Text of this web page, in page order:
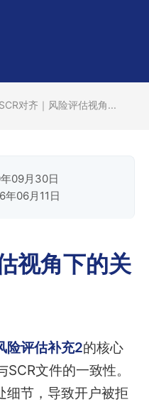
对齐｜风险评估视角...
09月30日
年06月11日
视角下的关
险评估补充2的核心
文件的一致性。
细节，导致开户被拒